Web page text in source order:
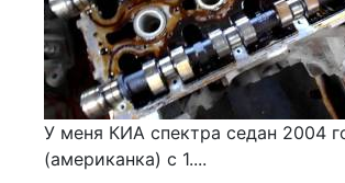
У меня КИА спектра седан 2004
(американка) с 1....